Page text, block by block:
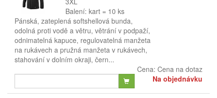
Balení: kart = 10 ks
Pánská, zateplená softshellová bunda,
odolná proti vodě a větru, větrání v podpaží,
odnimatelná kapuce, regulovatelná manžeta
na rukávech a pružná manžeta v rukávech,
stahování v dolním okraji, čern...
Cena: Cena na dotaz
Na objednávku